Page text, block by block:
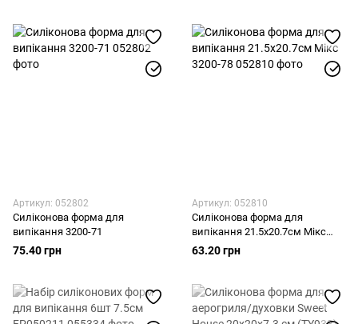
Артикул: 052802
Силіконова форма для
випікання 3200-71
75.40 грн
Артикул: 052810
Силіконова форма для
випікання 21.5х20.7см Мікс
3200-78
63.20 грн